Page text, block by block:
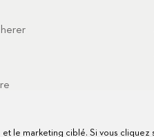
le marketing ciblé. Si vous